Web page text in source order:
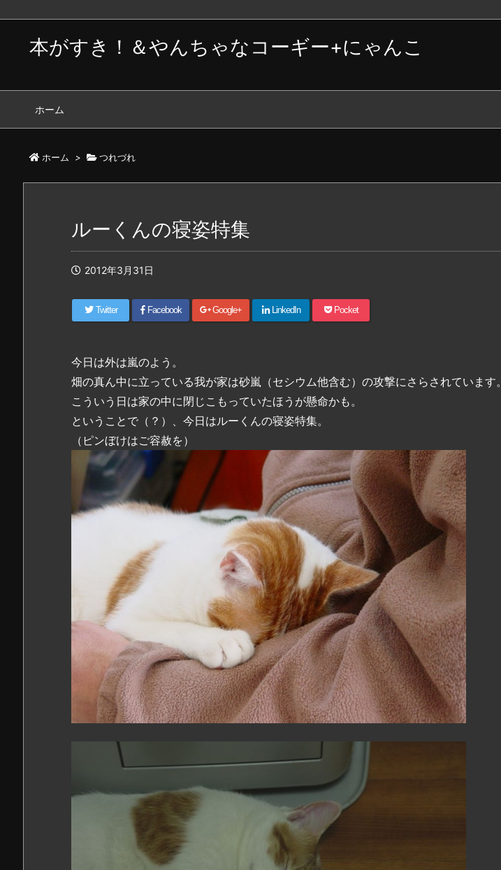
本がすき！＆やんちゃなコーギー+にゃんこ
ホーム
ホーム > つれづれ
ルーくんの寝姿特集
2012年3月31日
Twitter Facebook Google+ LinkedIn Pocket
今日は外は嵐のよう。
畑の真ん中に立っている我が家は砂嵐（セシウム他含む）の攻撃にさらされています。
こういう日は家の中に閉じこもっていたほうが懸命かも。
ということで（？）、今日はルーくんの寝姿特集。
（ピンぼけはご容赦を）